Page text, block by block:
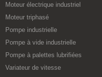
Moteur électrique industriel
Moteur triphasé
Pompe industrielle
Pompe à vide industrielle
Pompe à palettes lubrifiées
Variateur de vitesse